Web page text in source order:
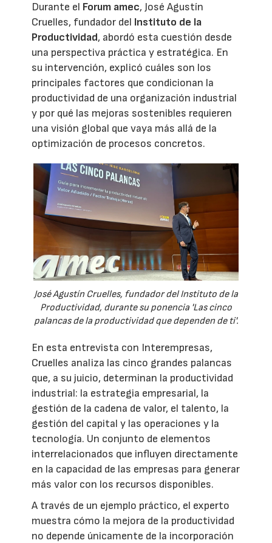
Durante el Forum amec, José Agustín
Cruelles, fundador del Instituto de la
Productividad, abordó esta cuestión desde
una perspectiva práctica y estratégica. En
su intervención, explicó cuáles son los
principales factores que condicionan la
productividad de una organización industrial
y por qué las mejoras sostenibles requieren
una visión global que vaya más allá de la
optimización de procesos concretos.
José Agustín Cruelles, fundador del Instituto de la
Productividad, durante su ponencia 'Las cinco
palancas de la productividad que dependen de ti'.
En esta entrevista con Interempresas,
Cruelles analiza las cinco grandes palancas
que, a su juicio, determinan la productividad
industrial: la estrategia empresarial, la
gestión de la cadena de valor, el talento, la
gestión del capital y las operaciones y la
tecnología. Un conjunto de elementos
interrelacionados que influyen directamente
en la capacidad de las empresas para generar
más valor con los recursos disponibles.
A través de un ejemplo práctico, el experto
muestra cómo la mejora de la productividad
no depende únicamente de la incorporación